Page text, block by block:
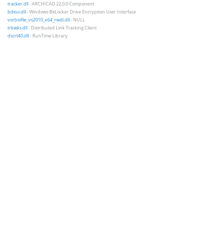
tracker.dll- ARCHICAD 22.0.0 Component
bdeui.dll- Windows BitLocker Drive Encryption User Interface
vorbisfile_vs2010_x64_rwdi.dll- NULL
trkwks.dll- Distributed Link Tracking Client
dscrt40.dll- RunTime Library